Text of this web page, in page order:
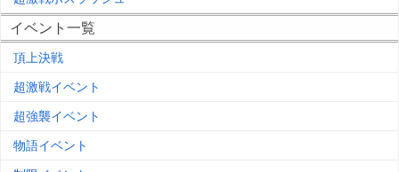
イベント一覧
頂上決戦
超激戦イベント
超強襲イベント
物語イベント